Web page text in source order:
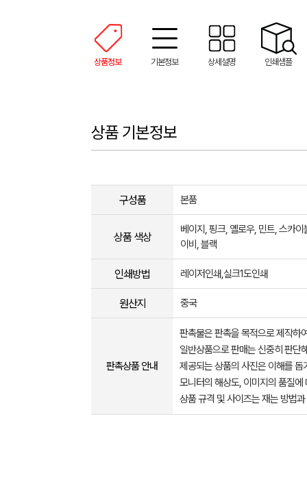
상품정보 기본정보 상세설명 인쇄샘플
상품 기본정보
구성품 본품
상품 색상
베이지, 핑크, 옐로우, 민트, 스카이
이비, 블랙
인쇄방법 레이저인쇄,실크1도인쇄
원산지 중국
판촉상품 안내
판촉물은 판촉을 목적으로 제작하
일반상품으로 판매는 신중히 판단
제공되는 상품의 사진은 이해를
모니터의 해상도, 이미지의 품질
상품 규격 및 사이즈는 재는 방법